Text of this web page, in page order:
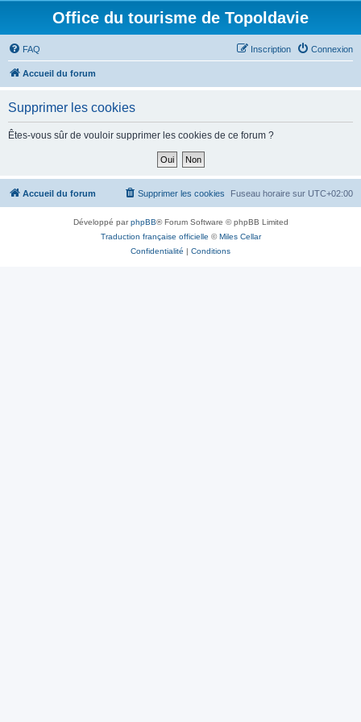
Office du tourisme de Topoldavie
FAQ Connexion
Inscription
Accueil du forum
Supprimer les cookies
Êtes-vous sûr de vouloir supprimer les cookies de ce forum ?
Accueil du forum Fuseau horaire sur UTC+02:00
Supprimer les cookies
Développé parphpBB® Forum Software © phpBB Limited
Traduction française officielle ©Miles Cellar
Confidentialité | Conditions